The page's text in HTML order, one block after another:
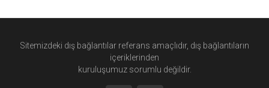
Sitemizdeki dış bağlantılar referans amaçlıdır, dış bağlantıların
içeriklerinden
kuruluşumuz sorumlu değildir.